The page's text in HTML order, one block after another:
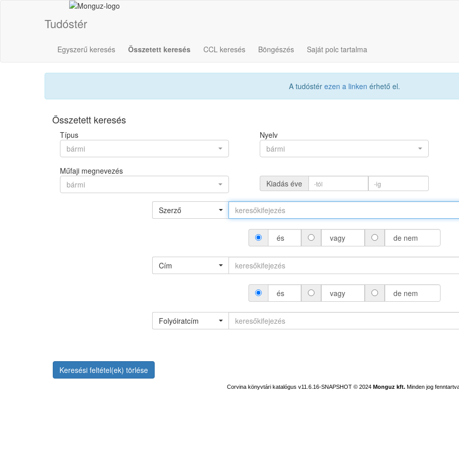
Tudóstér
Egyszerű keresés Összetett keresés CCL keresés Böngészés Saját polc tartalma
A tudóstér ezen a linken érhető el.
Összetett keresés
Típus
bármi
Nyelv
bármi
Műfaji megnevezés
bármi
Kiadás éve
Szerző
és vagy de nem
Cím
és vagy de nem
Folyóiratcím
Keresési feltétel(ek) törlése
Corvina könyvtári katalógus v11.6.16-SNAPSHOT © 2024 Monguz kft. Minden jog